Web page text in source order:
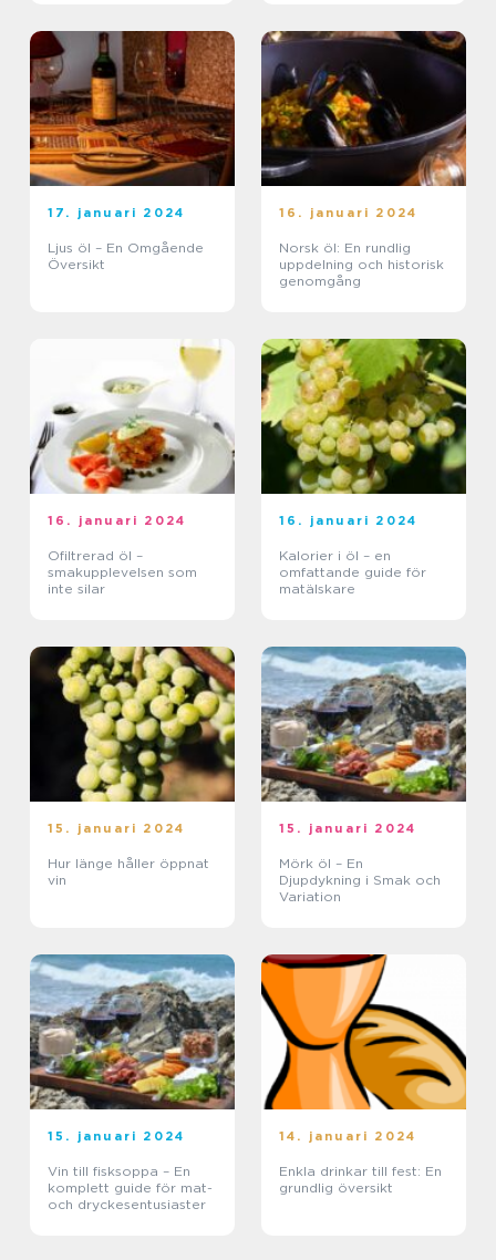
17. januari 2024
Ljus öl – En Omgående
Översikt
16. januari 2024
Norsk öl: En rundlig
uppdelning och historisk
genomgång
16. januari 2024
Ofiltrerad öl –
smakupplevelsen som
inte silar
16. januari 2024
Kalorier i öl – en
omfattande guide för
matälskare
15. januari 2024
Hur länge håller öppnat
vin
15. januari 2024
Mörk öl – En
Djupdykning i Smak och
Variation
15. januari 2024
Vin till fisksoppa – En
komplett guide för mat-
och dryckesentusiaster
14. januari 2024
Enkla drinkar till fest: En
grundlig översikt